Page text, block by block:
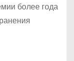
более года